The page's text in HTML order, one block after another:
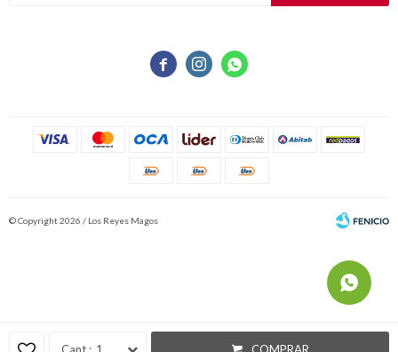
  
© Copyright 2026 / Los Reyes Magos